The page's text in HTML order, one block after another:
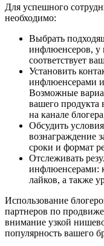
Для успешного
необходимо:
Выбрать
инфлюенсеров, у
соответствует
Установить
инфлюенсерами
Возможные
вашего продукта
на канале
Обсудить
вознаграждение
сроки и формат
Отслеживать
инфлюенсерами:
лайков, а также
Использование
партнеров по
внимание узкой
популярность вашего